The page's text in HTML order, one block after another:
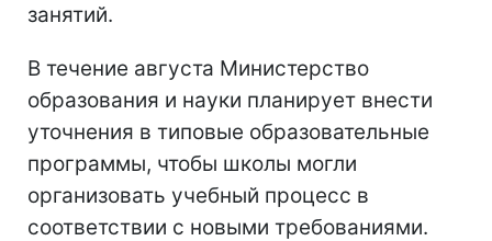
занятий.
В течение августа Министерство
образования и науки планирует внести
уточнения в типовые образовательные
программы, чтобы школы могли
организовать учебный процесс в
соответствии с новыми требованиями.